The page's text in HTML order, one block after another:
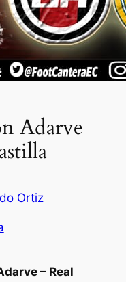
Adarve
Ortiz
– Real